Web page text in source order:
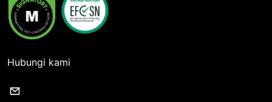
Hubungi kami